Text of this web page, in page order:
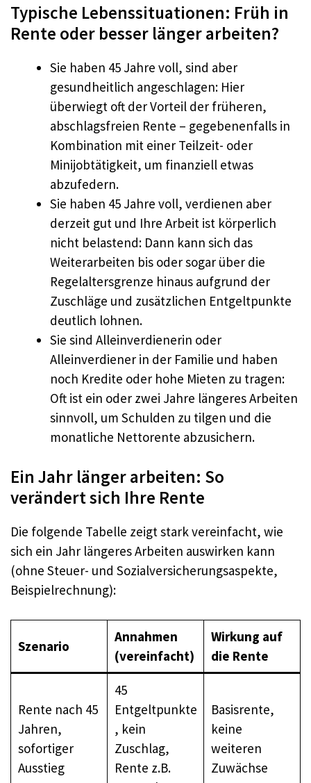
Typische Lebenssituationen: Früh in
Rente oder besser länger arbeiten?
Sie haben 45 Jahre voll, sind aber
gesundheitlich angeschlagen: Hier
überwiegt oft der Vorteil der früheren,
abschlagsfreien Rente – gegebenenfalls in
Kombination mit einer Teilzeit- oder
Minijobtätigkeit, um finanziell etwas
abzufedern.
Sie haben 45 Jahre voll, verdienen aber
derzeit gut und Ihre Arbeit ist körperlich
nicht belastend: Dann kann sich das
Weiterarbeiten bis oder sogar über die
Regelaltersgrenze hinaus aufgrund der
Zuschläge und zusätzlichen Entgeltpunkte
deutlich lohnen.
Sie sind Alleinverdienerin oder
Alleinverdiener in der Familie und haben
noch Kredite oder hohe Mieten zu tragen:
Oft ist ein oder zwei Jahre längeres Arbeiten
sinnvoll, um Schulden zu tilgen und die
monatliche Nettorente abzusichern.
Ein Jahr länger arbeiten: So
verändert sich Ihre Rente
Die folgende Tabelle zeigt stark vereinfacht, wie
sich ein Jahr längeres Arbeiten auswirken kann
(ohne Steuer- und Sozialversicherungsaspekte,
Beispielrechnung):
Szenario
Annahmen
(vereinfacht)
Wirkung auf
die Rente
Rente nach 45
Jahren,
sofortiger
Ausstieg
45
Entgeltpunkte
, kein
Zuschlag,
Rente z.B.
Basisrente,
keine
weiteren
Zuwächse